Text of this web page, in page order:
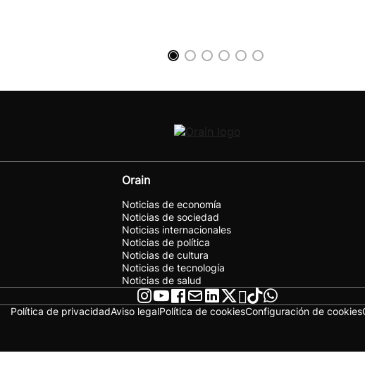
Orain
Noticias de economía
Noticias de sociedad
Noticias internacionales
Noticias de política
Noticias de cultura
Noticias de tecnología
Noticias de salud
Política de privacidadAviso legalPolítica de cookiesConfiguración de cookies